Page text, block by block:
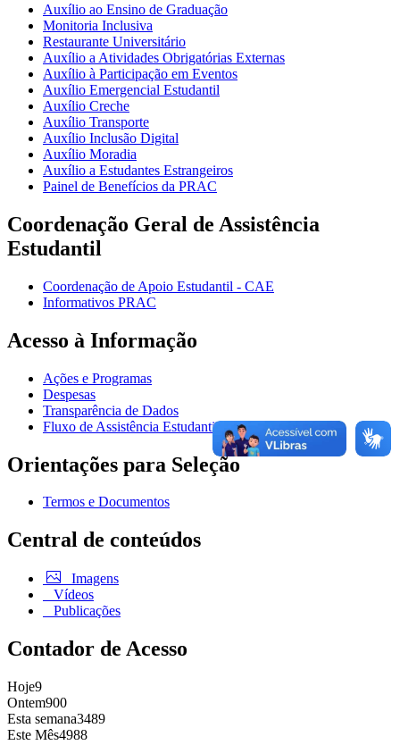
Auxílio ao Ensino de Graduação
Monitoria Inclusiva
Restaurante Universitário
Auxílio a Atividades Obrigatórias Externas
Auxílio à Participação em Eventos
Auxílio Emergencial Estudantil
Auxílio Creche
Auxílio Transporte
Auxílio Inclusão Digital
Auxílio Moradia
Auxílio a Estudantes Estrangeiros
Painel de Benefícios da PRAC
Coordenação Geral de Assistência
Estudantil
Coordenação de Apoio Estudantil - CAE
Informativos PRAC
Acesso à Informação
Ações e Programas
Despesas
Transparência de Dados
Fluxo de Assistência Estudantil
Orientações para Seleção
Termos e Documentos
Central de conteúdos
Imagens
Vídeos
Publicações
Contador de Acesso
Hoje9
Ontem900
Esta semana3489
Este Mês4988